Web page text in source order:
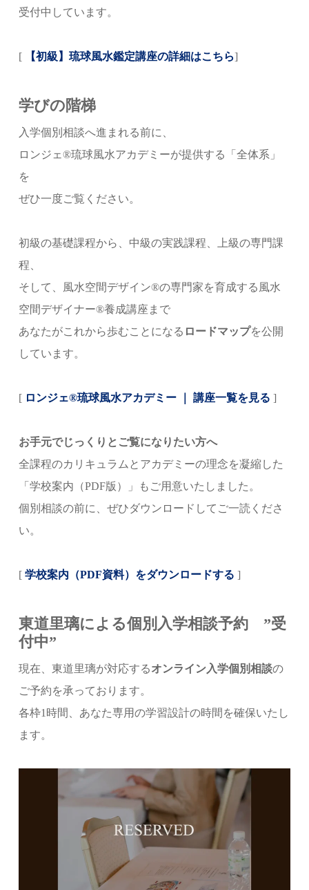
受付中しています。
[ 【初級】琉球風水鑑定講座の詳細はこちら]
学びの階梯
入学個別相談へ進まれる前に、
ロンジェ®琉球風水アカデミーが提供する「全体系」
を
ぜひ一度ご覧ください。
初級の基礎課程から、中級の実践課程、上級の専門課
程、
そして、風水空間デザイン®の専門家を育成する風水
空間デザイナー®養成講座まで
あなたがこれから歩むことになる ロードマップを公開
しています。
[ ロンジェ®琉球風水アカデミー ｜ 講座一覧を見る ]
お手元でじっくりとご覧になりたい方へ
全課程のカリキュラムとアカデミーの理念を凝縮した
「学校案内（PDF版）」もご用意いたしました。
個別相談の前に、ぜひダウンロードしてご一読くださ
い。
[学校案内（PDF資料）をダウンロードする ]
東道里璃による個別入学相談予約 ”受
付中”
現在、東道里璃が対応するオンライン入学個別相談の
ご予約を承っております。
各枠1時間、あなた専用の学習設計の時間を確保いたし
ます。